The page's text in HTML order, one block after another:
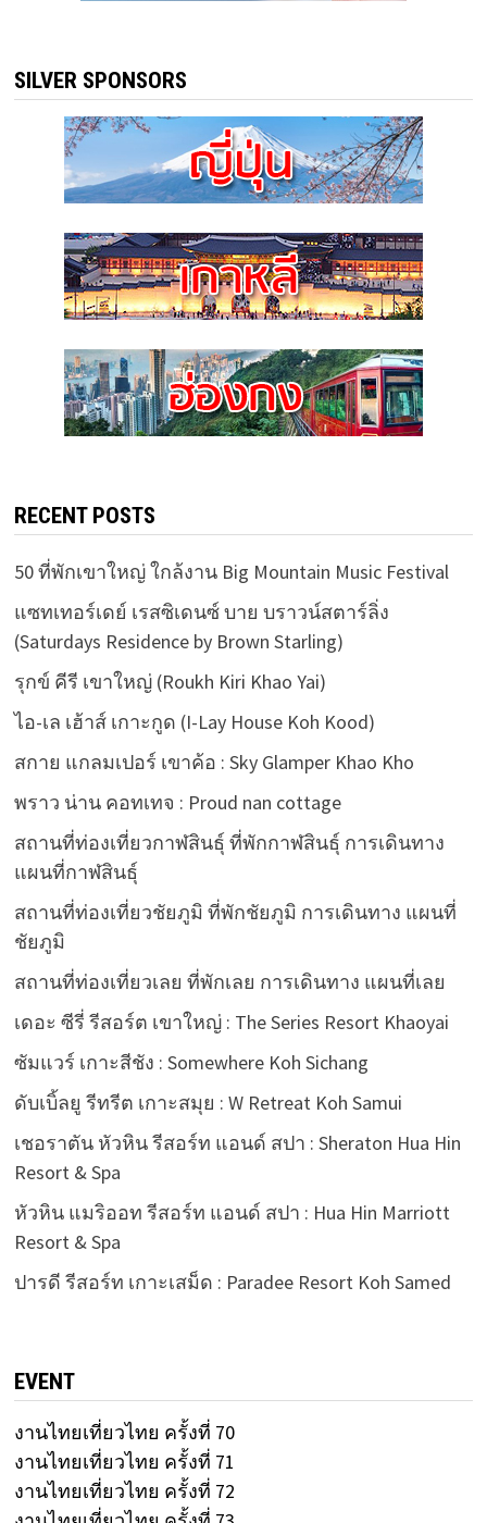
SILVER SPONSORS
RECENT POSTS
50 ที่พักเขาใหญ่ ใกล้งาน Big Mountain Music Festival
แซทเทอร์เดย์ เรสซิเดนซ์ บาย บราวน์สตาร์ลิ่ง
(Saturdays Residence by Brown Starling)
รุกข์ คีรี เขาใหญ่ (Roukh Kiri Khao Yai)
ไอ-เล เฮ้าส์ เกาะกูด (I-Lay House Koh Kood)
สกาย แกลมเปอร์ เขาค้อ : Sky Glamper Khao Kho
พราว น่าน คอทเทจ : Proud nan cottage
สถานที่ท่องเที่ยวกาฬสินธุ์ ที่พักกาฬสินธุ์ การเดินทาง
แผนที่กาฬสินธุ์
สถานที่ท่องเที่ยวชัยภูมิ ที่พักชัยภูมิ การเดินทาง แผนที่
ชัยภูมิ
สถานที่ท่องเที่ยวเลย ที่พักเลย การเดินทาง แผนที่เลย
เดอะ ซีรี่ รีสอร์ต เขาใหญ่ : The Series Resort Khaoyai
ซัมแวร์ เกาะสีชัง : Somewhere Koh Sichang
ดับเบิ้ลยู รีทรีต เกาะสมุย : W Retreat Koh Samui
เชอราตัน หัวหิน รีสอร์ท แอนด์ สปา : Sheraton Hua Hin
Resort & Spa
หัวหิน แมริออท รีสอร์ท แอนด์ สปา : Hua Hin Marriott
Resort & Spa
ปารดี รีสอร์ท เกาะเสม็ด : Paradee Resort Koh Samed
EVENT
งานไทยเที่ยวไทย ครั้งที่ 70
งานไทยเที่ยวไทย ครั้งที่ 71
งานไทยเที่ยวไทย ครั้งที่ 72